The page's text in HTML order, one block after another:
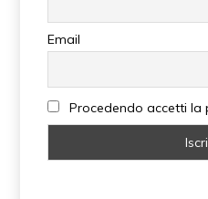
Email
Procedendo accetti la